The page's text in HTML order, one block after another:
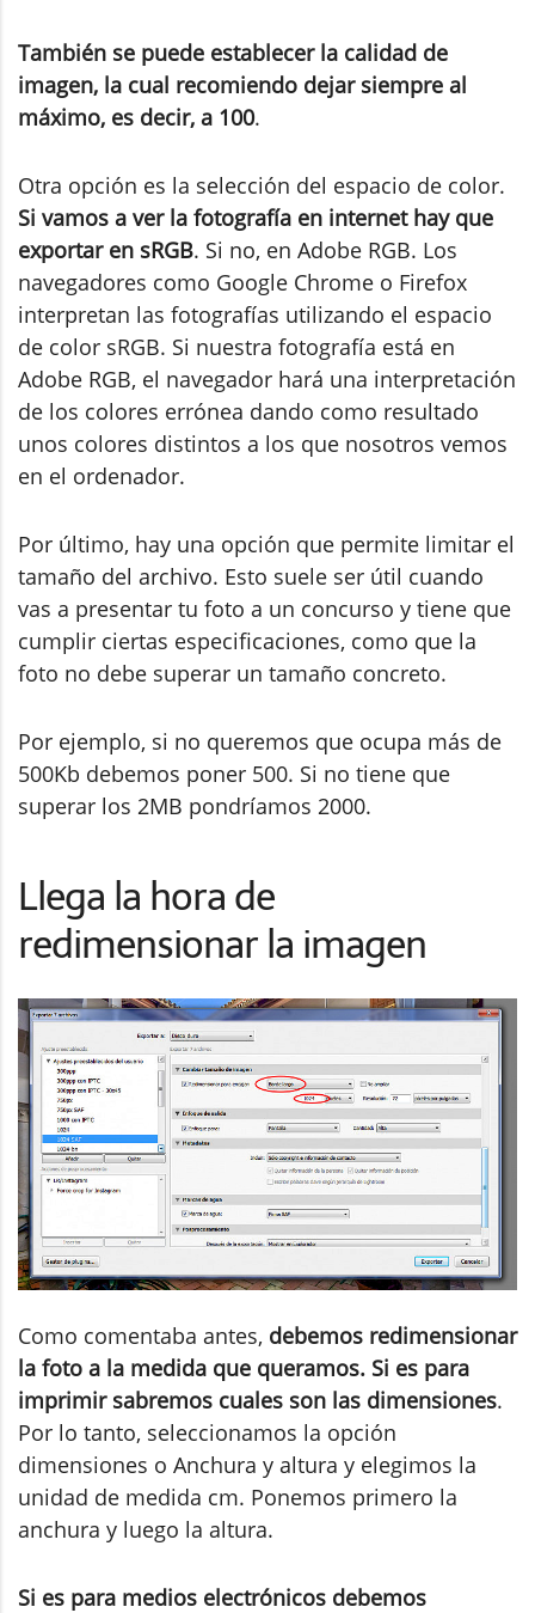
También se puede establecer la calidad de
imagen, la cual recomiendo dejar siempre al
máximo, es decir, a 100.
Otra opción es la selección del espacio de color.
Si vamos a ver la fotografía en internet hay que
exportar en sRGB. Si no, en Adobe RGB. Los
navegadores como Google Chrome o Firefox
interpretan las fotografías utilizando el espacio
de color sRGB. Si nuestra fotografía está en
Adobe RGB, el navegador hará una interpretación
de los colores errónea dando como resultado
unos colores distintos a los que nosotros vemos
en el ordenador.
Por último, hay una opción que permite limitar el
tamaño del archivo. Esto suele ser útil cuando
vas a presentar tu foto a un concurso y tiene que
cumplir ciertas especificaciones, como que la
foto no debe superar un tamaño concreto.
Por ejemplo, si no queremos que ocupa más de
500Kb debemos poner 500. Si no tiene que
superar los 2MB pondríamos 2000.
Llega la hora de
redimensionar la imagen
Como comentaba antes, debemos redimensionar
la foto a la medida que queramos. Si es para
imprimir sabremos cuales son las dimensiones.
Por lo tanto, seleccionamos la opción
dimensiones o Anchura y altura y elegimos la
unidad de medida cm. Ponemos primero la
anchura y luego la altura.
Si es para medios electrónicos debemos